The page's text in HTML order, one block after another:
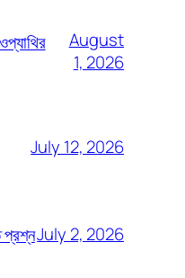
August
1, 2026
July 12, 2026
প্রশ্নJuly 2, 2026